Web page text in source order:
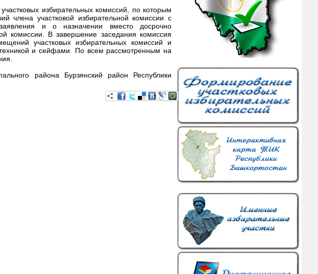
избирательных комиссий, по которым
члена участковой избирательной комиссии с
и о назначении вместо досрочно
комиссии. В завершение заседания комиссия
участковых избирательных комиссий и
и сейфами. По всем рассмотренным на
района Бурзянский район Республики